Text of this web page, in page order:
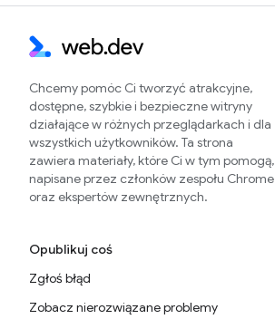
Chcemy pomóc Ci tworzyć atrakcyjne,
dostępne, szybkie i bezpieczne witryny
działające w różnych przeglądarkach i dla
wszystkich użytkowników. Ta strona
zawiera materiały, które Ci w tym pomogą,
napisane przez członków zespołu Chrome
oraz ekspertów zewnętrznych.
Opublikuj coś
Zgłoś błąd
Zobacz nierozwiązane problemy